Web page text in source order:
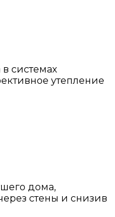
системах
утепление
дома,
стены и снизив